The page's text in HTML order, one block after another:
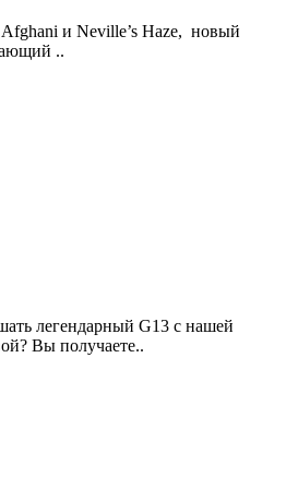
и Neville’s Haze, новый
..
легендарный G13 с нашей
Вы получаете..